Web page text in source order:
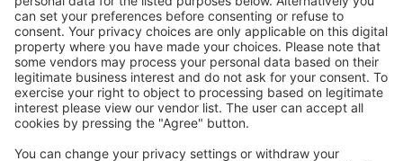
Prezzi attraenti e offerte speciali per gli utenti registrati.
L’alloggio che ti piace
Scegli tra oltre 1,3 milioni di strutture: hotel, lodge,
appartamenti e altri.